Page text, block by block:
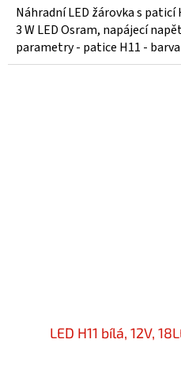
Náhradní LED žárovka s paticí
3 W LED Osram, napájecí
parametry - patice H11 -
LED H11 bílá, 12V,